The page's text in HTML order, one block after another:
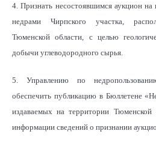
4. Признать несостоявшимся аукцион на
недрами Чирпского участка,
Тюменской области, с целью
добычи углеводородного сырья.
5. Управлению по
обеспечить публикацию в Бюллетене
издаваемых на территории Тюменской
информации сведений о признании